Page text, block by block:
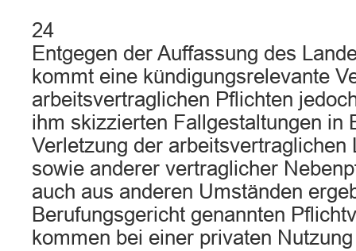
24
Entgegen der Auffassung des
kommt eine kündigungsrelevante
arbeitsvertraglichen Pflichten
ihm skizzierten Fallgestaltungen in
Verletzung der arbeitsvertraglichen
sowie anderer vertraglicher
auch aus anderen Umständen
Berufungsgericht genannten
kommen bei einer privaten